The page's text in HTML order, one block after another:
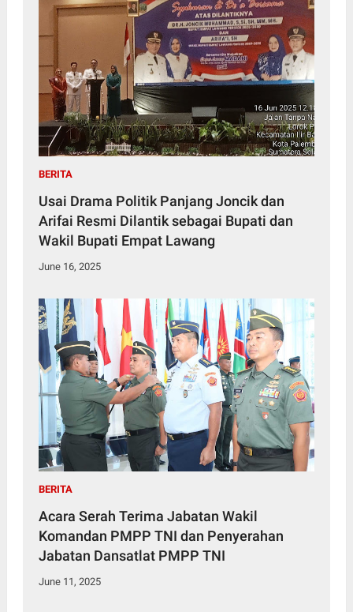
BERITA
Usai Drama Politik Panjang Joncik dan
Arifai Resmi Dilantik sebagai Bupati dan
Wakil Bupati Empat Lawang
June 16, 2025
BERITA
Acara Serah Terima Jabatan Wakil
Komandan PMPP TNI dan Penyerahan
Jabatan Dansatlat PMPP TNI
June 11, 2025